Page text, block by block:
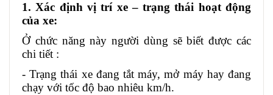
1. Xác định vị trí xe – trạng thái hoạt động
của xe:
Ở chức năng này người dùng sẽ biết được các
chi tiết :
- Trạng thái xe đang tắt máy, mở máy hay đang
chạy với tốc độ bao nhiêu km/h.